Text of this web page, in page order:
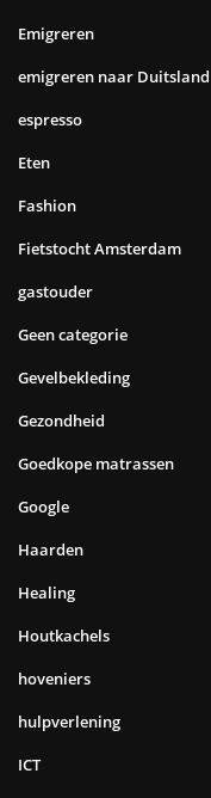
Emigreren
emigreren naar Duitsland
espresso
Eten
Fashion
Fietstocht Amsterdam
gastouder
Geen categorie
Gevelbekleding
Gezondheid
Goedkope matrassen
Google
Haarden
Healing
Houtkachels
hoveniers
hulpverlening
ICT